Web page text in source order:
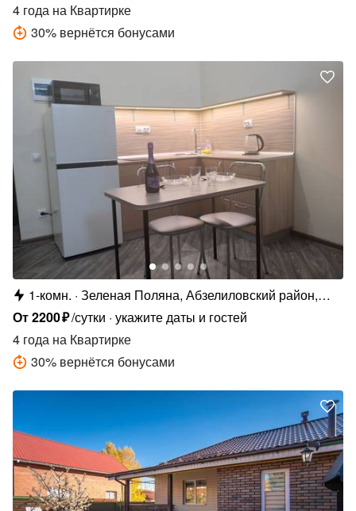
4 года на Квартирке
30% вернётся бонусами
1-комн. Зеленая Поляна, Абзелиловский район,
деревня Зелёная Поляна, Курортная улица,
85к7
От2200₽/сутки укажите даты и гостей
4 года на Квартирке
30% вернётся бонусами